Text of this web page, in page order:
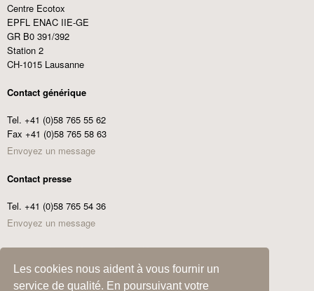
Les cookies nous aident à vous fournir un
service de qualité. En poursuivant votre
Centre Ecotox
EPFL ENAC IIE-GE
GR B0 391/392
Station 2
CH-1015 Lausanne
Contact générique
Tel. +41 (0)58 765 55 62
Fax +41 (0)58 765 58 63
Envoyez un message
Contact presse
Tel. +41 (0)58 765 54 36
Envoyez un message
Commander les Centre Ecotox News
Adresse